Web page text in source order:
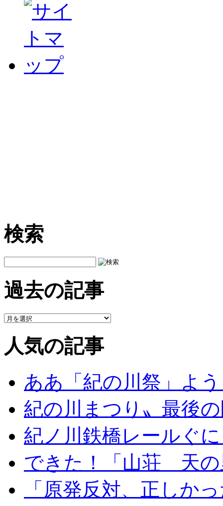
検索
過去の記事
人気の記事
ああ「紀の川祭」よ
紀の川まつり〟最後
紀ノ川鉄橋レールぐ
できた！「山荘 天の
「原発反対、正しか